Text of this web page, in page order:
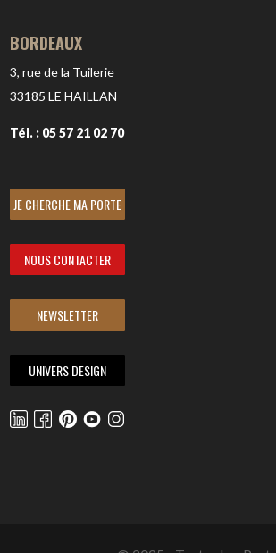
BORDEAUX
3, rue de la Tuilerie
33185LE HAILLAN
Tél. : 05 57 21 02 70
JE CHERCHE MA PORTE
NOUS CONTACTER
NEWSLETTER
UNIVERS DESIGN